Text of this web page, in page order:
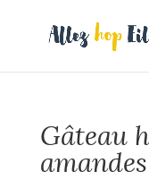
Gâteau
amandes